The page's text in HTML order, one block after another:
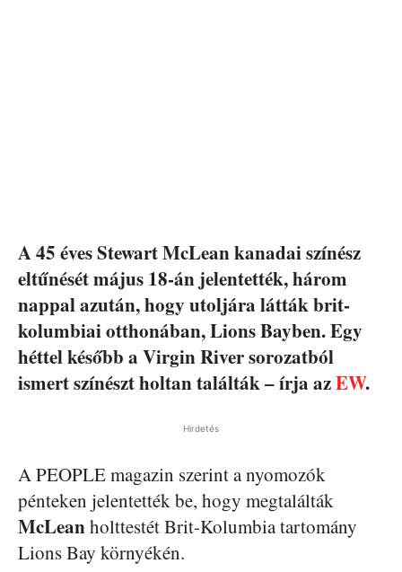
A 45 éves Stewart McLean kanadai színész
eltűnését május 18-án jelentették, három
nappal azután, hogy utoljára látták brit-
kolumbiai otthonában, Lions Bayben. Egy
héttel később a Virgin River sorozatból
ismert színészt holtan találták – írja azEW.
Hirdetés
A PEOPLE magazin szerint a nyomozók
pénteken jelentették be, hogy megtalálták
McLeanholttestét Brit-Kolumbia tartomány
Lions Bay környékén.